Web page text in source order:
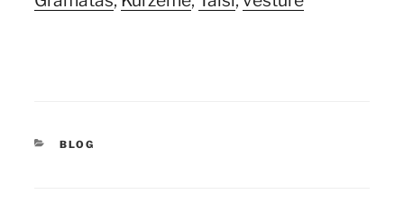
tūkstoškārt
KATEGORIJAS
BLOG